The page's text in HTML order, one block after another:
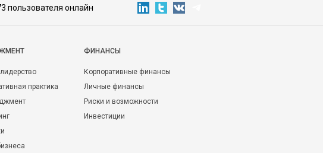
пользователя онлайн
практика
ФИНАНСЫ
Корпоративные финансы
Личные финансы
Риски и возможности
Инвестиции